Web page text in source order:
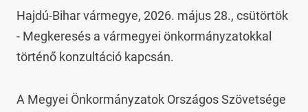
Hajdú-Bihar vármegye, 2026. május 28., csütörtök
- Megkeresés a vármegyei önkormányzatokkal
történő konzultáció kapcsán.
A Megyei Önkormányzatok Országos Szövetsége